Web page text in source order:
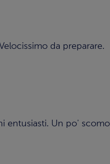
da preparare.
entusiasti. Un po'